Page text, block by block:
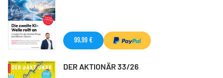
99,99 €
DER AKTIONÄR 33/26